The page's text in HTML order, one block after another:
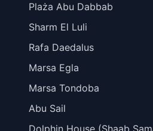
Plaża Abu Dabbab
Sharm El Luli
Rafa Daedalus
Marsa Egla
Marsa Tondoba
Abu Sail
Dolphin House (Shaab